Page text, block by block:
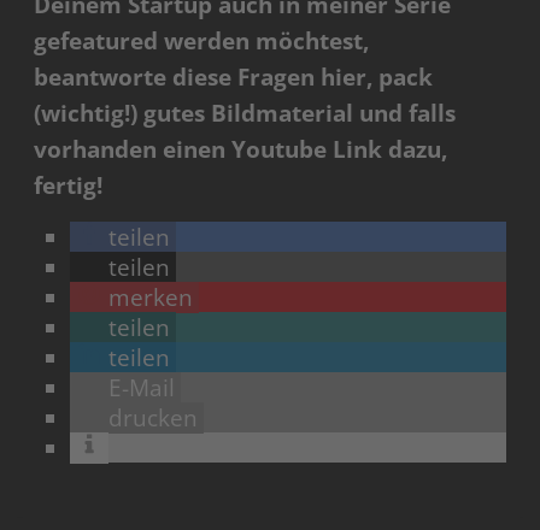
gefeatured werden möchtest,
beantworte diese Fragen hier, pack
(wichtig!) gutes Bildmaterial und falls
vorhanden einen Youtube Link dazu,
fertig!
teilen
teilen
merken
teilen
teilen
E-Mail
drucken